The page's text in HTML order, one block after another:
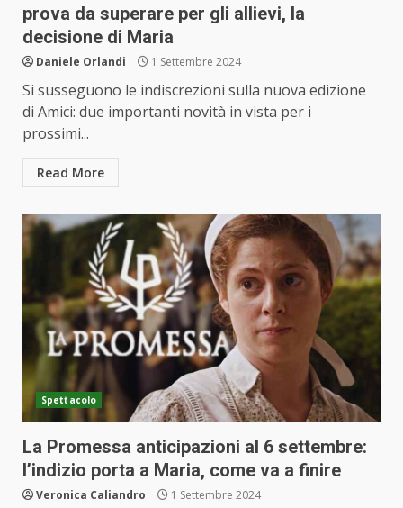
prova da superare per gli allievi, la
decisione di Maria
Daniele Orlandi 1 Settembre 2024
Si susseguono le indiscrezioni sulla nuova edizione
di Amici: due importanti novità in vista per i
prossimi...
Read More
Spettacolo
La Promessa anticipazioni al 6 settembre:
l’indizio porta a Maria, come va a finire
Veronica Caliandro 1 Settembre 2024